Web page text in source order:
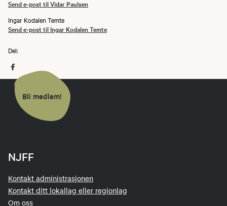
Send e-post til Vidar Paulsen
Ingar Kodalen Temte
Send e-post til Ingar Kodalen Temte
Del:
Bli medlem!
NJFF
Kontakt administrasjonen
Kontakt ditt lokallag eller regionlag
Om oss